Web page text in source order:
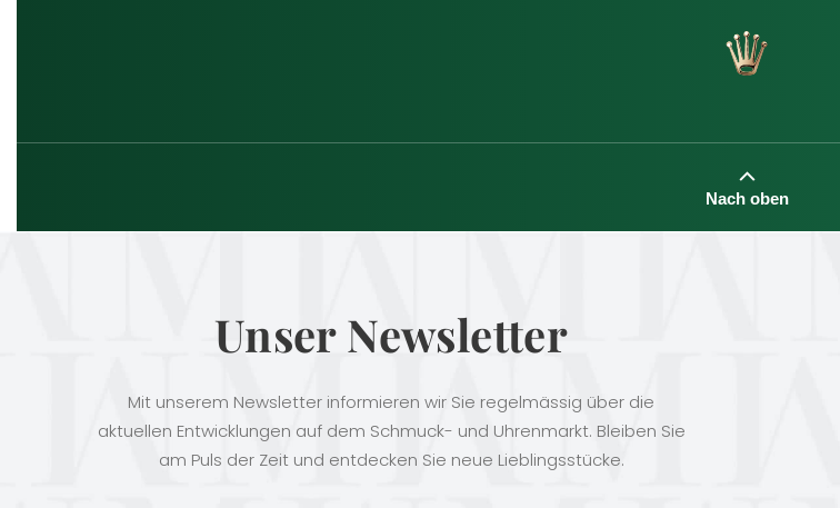
Nach oben
Unser Newsletter
Mit unserem Newsletter informieren wir Sie regelmässig über die
aktuellen Entwicklungen auf dem Schmuck- und Uhrenmarkt. Bleiben Sie
am Puls der Zeit und entdecken Sie neue Lieblingsstücke.